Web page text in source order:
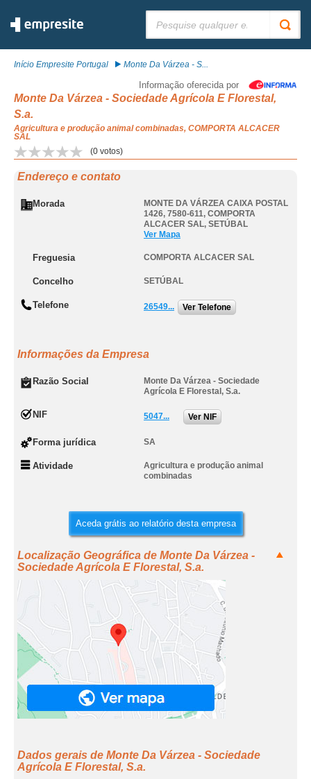
Início Empresite Portugal Monte Da Várzea - S...
Informação oferecida por
Monte Da Várzea - Sociedade Agrícola E Florestal,
S.a.
Agricultura e produção animal combinadas, COMPORTA ALCACER
SAL
(0 votos)
Endereço e contato
Morada
MONTE DA VÁRZEA CAIXA POSTAL
1426, 7580-611, COMPORTA
ALCACER SAL, SETÚBAL
Ver Mapa
Freguesia COMPORTA ALCACER SAL
Concelho SETÚBAL
Telefone 26549... Ver Telefone
Informações da Empresa
Razão Social
Monte Da Várzea - Sociedade
Agrícola E Florestal, S.a.
NIF 5047... Ver NIF
Forma jurídica SA
Atividade
Agricultura e produção animal
combinadas
Aceda grátis ao relatório desta empresa
Localização Geográfica de Monte Da Várzea -
Sociedade Agrícola E Florestal, S.a.
Dados gerais de Monte Da Várzea - Sociedade
Agrícola E Florestal, S.a.